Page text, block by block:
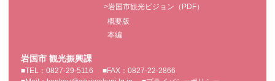
>岩国市観光ビジョン（PDF）
概要版
本編
岩国市 観光振興課
■TEL：0827-29-5116
■FAX：0827-22-2866